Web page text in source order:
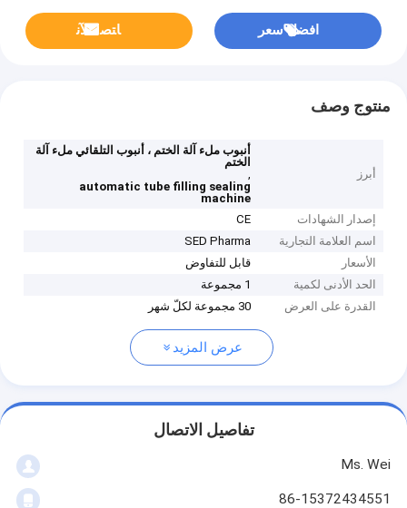
افضل سعر ﺎﺘﺼﻟ ﺍﻶﻧ
منتوج وصف
أبرز
أنبوب ملء آلة الختم ، أنبوب التلقائي ملء آلة
الختم
,
automatic tube filling sealing
machine
إصدار الشهادات
CE
اسم العلامة التجارية
SED Pharma
الأسعار
قابل للتفاوض
الحد الأدنى لكمية
1 مجموعة
القدرة على العرض
30 مجموعة لكلّ شهر
عرض المزيد
تفاصيل الاتصال
Ms. Wei
86-15372434551